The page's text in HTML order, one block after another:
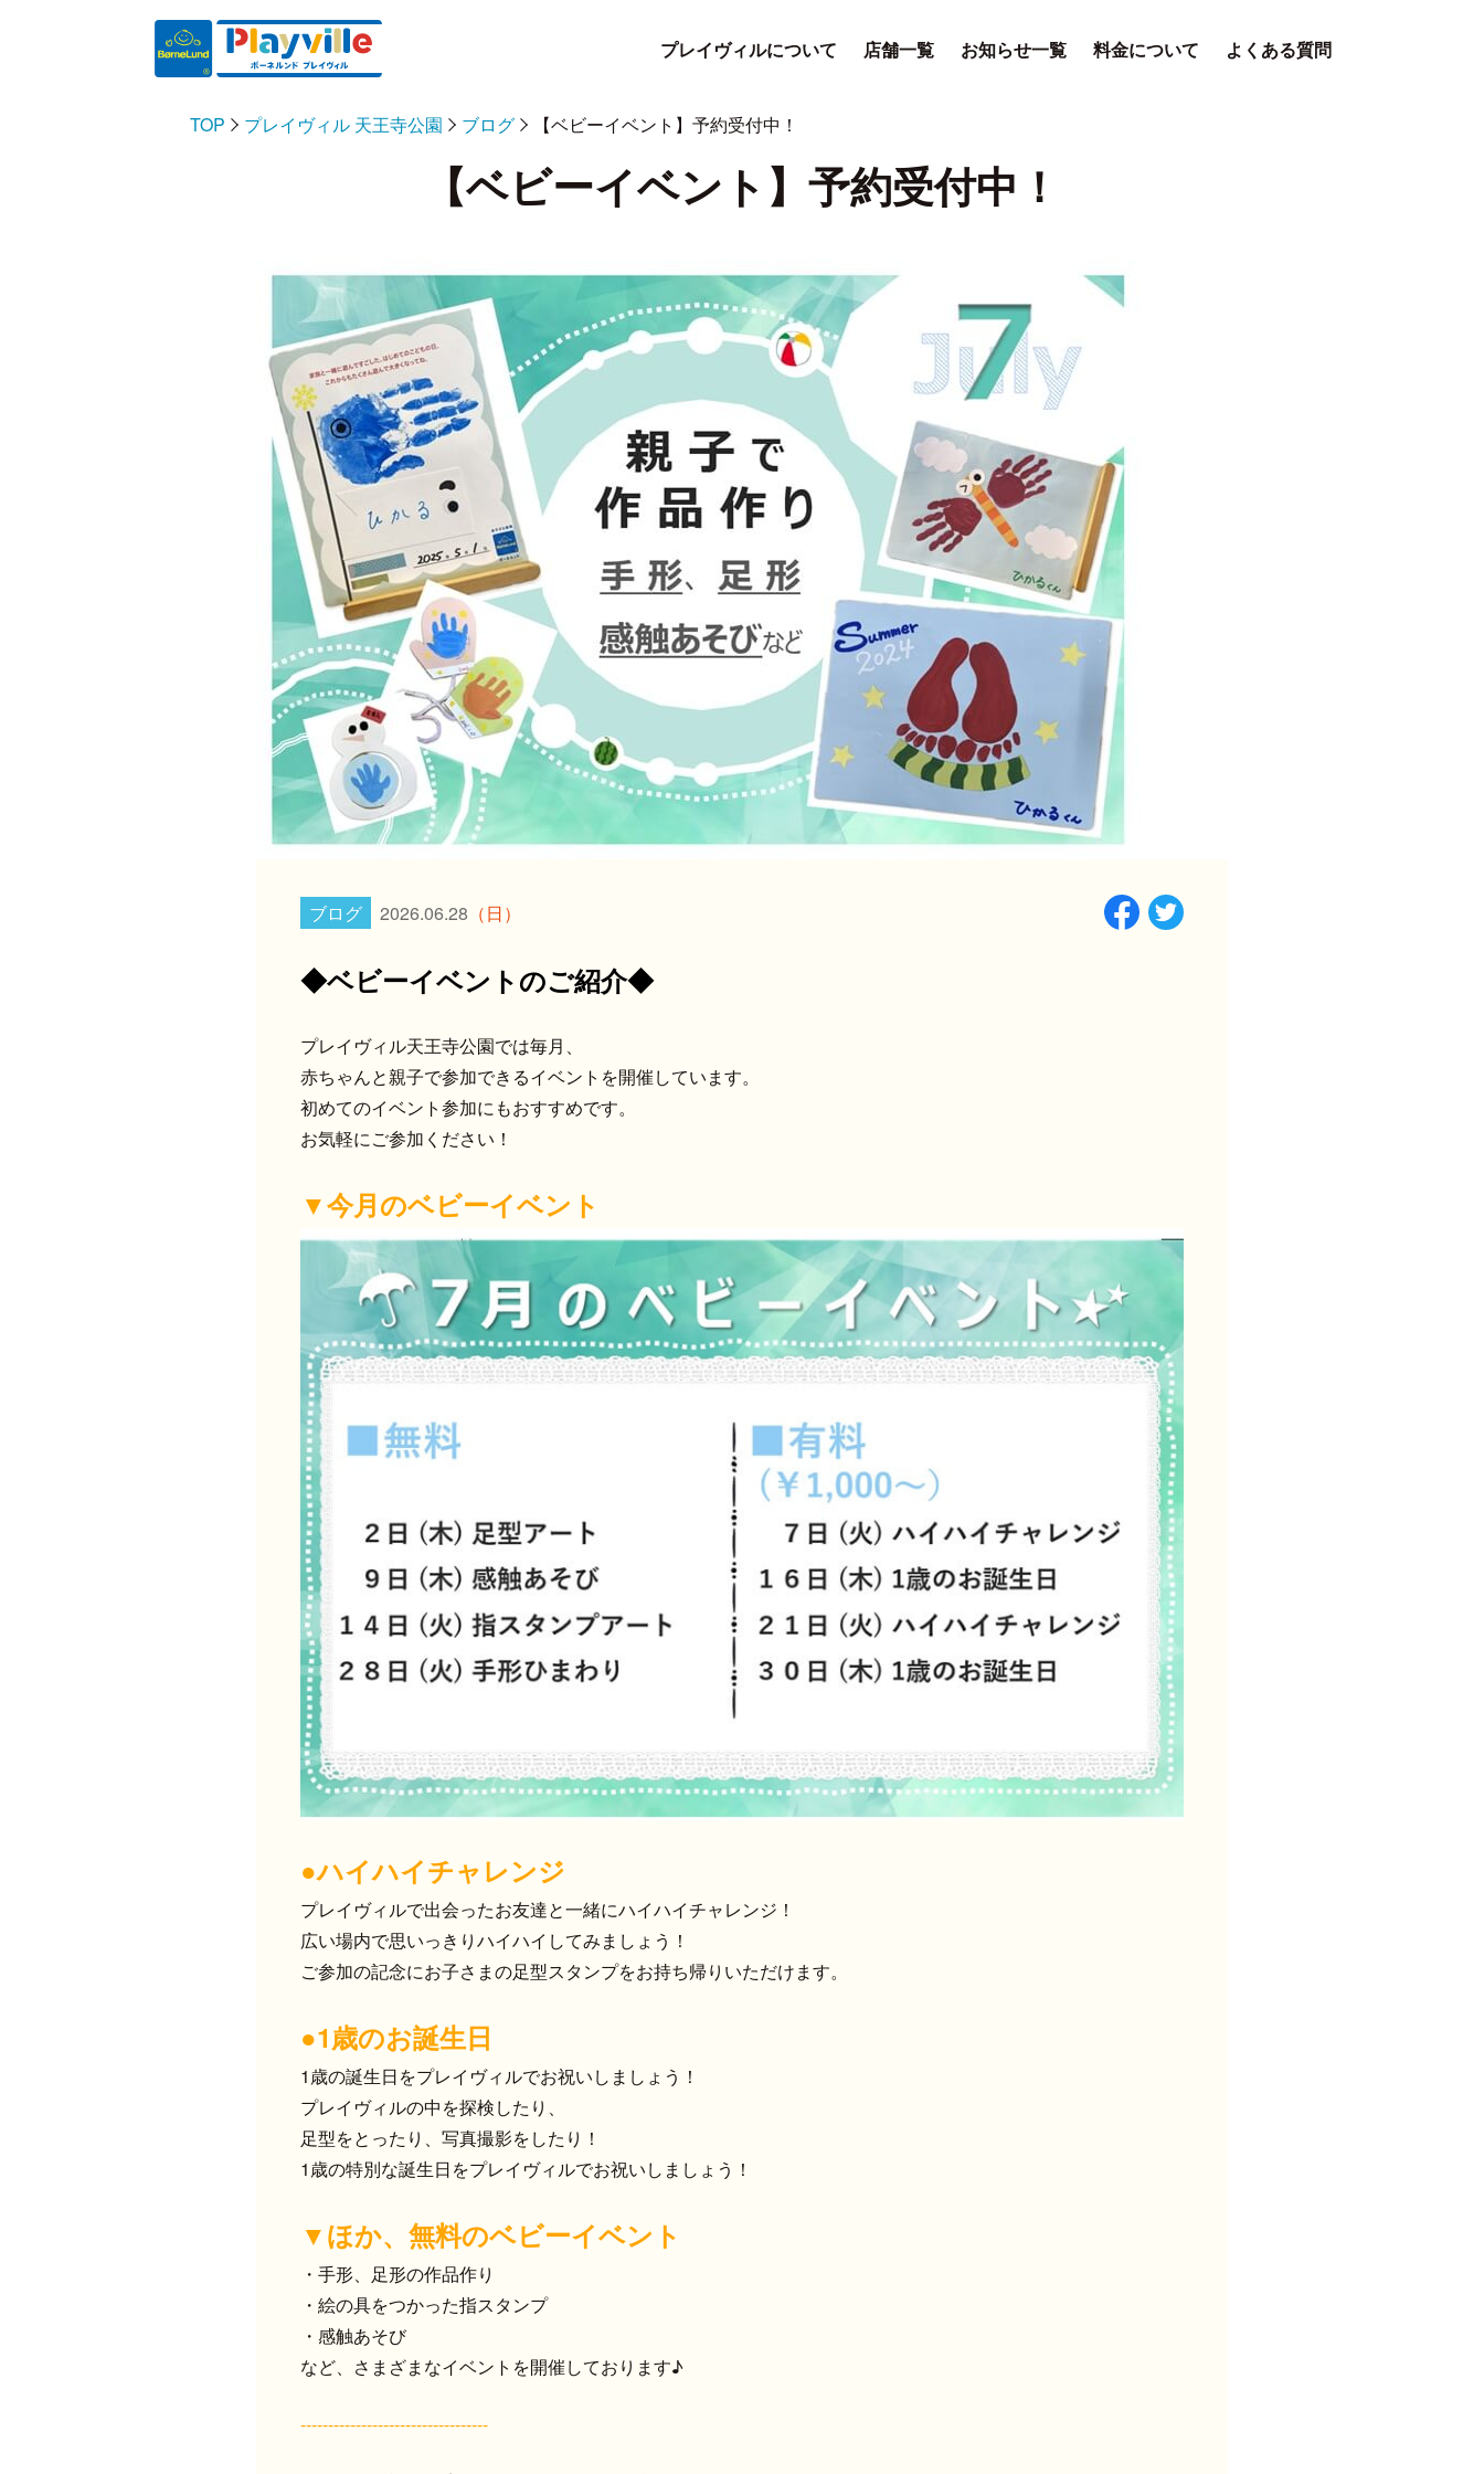
プレイヴィルについて 店舗一覧 お知らせ一覧 料金について よくある質問
TOP プレイヴィル 天王寺公園 ブログ 【ベビーイベント】予約受付中！
【ベビーイベント】予約受付中！
ブログ 2026.06.28 （日）
◆ベビーイベントのご紹介◆
プレイヴィル天王寺公園では毎月、
赤ちゃんと親子で参加できるイベントを開催しています。
初めてのイベント参加にもおすすめです。
お気軽にご参加ください！
▼今月のベビーイベント
●ハイハイチャレンジ
プレイヴィルで出会ったお友達と一緒にハイハイチャレンジ！
広い場内で思いっきりハイハイしてみましょう！
ご参加の記念にお子さまの足型スタンプをお持ち帰りいただけます。
●1歳のお誕生日
1歳の誕生日をプレイヴィルでお祝いしましょう！
プレイヴィルの中を探検したり、
足型をとったり、写真撮影をしたり！
1歳の特別な誕生日をプレイヴィルでお祝いしましょう！
▼ほか、無料のベビーイベント
・手形、足形の作品作り
・絵の具をつかった指スタンプ
・感触あそび
など、さまざまなイベントを開催しております♪
‐‐‐‐‐‐‐‐‐‐‐‐‐‐‐‐‐‐‐‐‐‐‐‐‐‐‐‐‐‐‐‐‐‐